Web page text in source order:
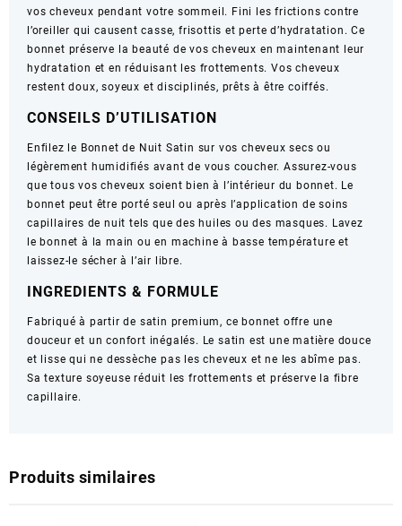
vos cheveux pendant votre sommeil. Fini les frictions contre
l’oreiller qui causent casse, frisottis et perte d’hydratation. Ce
bonnet préserve la beauté de vos cheveux en maintenant leur
hydratation et en réduisant les frottements. Vos cheveux
restent doux, soyeux et disciplinés, prêts à être coiffés.
CONSEILS D’UTILISATION
Enfilez le Bonnet de Nuit Satin sur vos cheveux secs ou
légèrement humidifiés avant de vous coucher. Assurez-vous
que tous vos cheveux soient bien à l’intérieur du bonnet. Le
bonnet peut être porté seul ou après l’application de soins
capillaires de nuit tels que des huiles ou des masques. Lavez
le bonnet à la main ou en machine à basse température et
laissez-le sécher à l’air libre.
INGREDIENTS & FORMULE
Fabriqué à partir de satin premium, ce bonnet offre une
douceur et un confort inégalés. Le satin est une matière douce
et lisse qui ne dessèche pas les cheveux et ne les abîme pas.
Sa texture soyeuse réduit les frottements et préserve la fibre
capillaire.
Produits similaires